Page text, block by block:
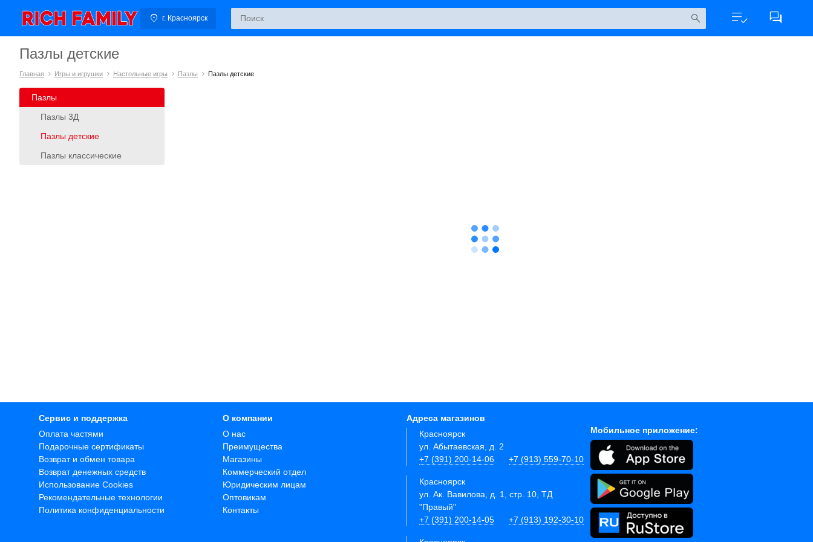
г. Красноярск
Пазлы детские
Главная Игры и игрушки Настольные игры Пазлы Пазлы детские
Пазлы
Пазлы 3Д
Пазлы детские
Пазлы классические
Сервис и поддержка
Оплата частями
Подарочные сертификаты
Возврат и обмен товара
Возврат денежных средств
Использование Cookies
Рекомендательные технологии
Политика конфиденциальности
О компании
О нас
Преимущества
Магазины
Коммерческий отдел
Юридическим лицам
Оптовикам
Контакты
Адреса магазинов
Красноярск
ул. Абытаевская, д. 2
+7 (391) 200-14-06
+7 (913) 559-70-10
Красноярск
ул. Ак. Вавилова, д. 1, стр. 10, ТД
"Правый"
+7 (391) 200-14-05
+7 (913) 192-30-10
Мобильное приложение: